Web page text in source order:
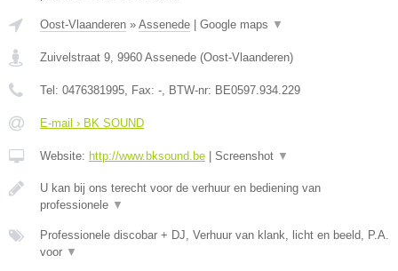
Oost-Vlaanderen » Assenede | Google maps ▼
Zuivelstraat 9 9960 Assenede (Oost-Vlaanderen)
Tel: 0476381995 , Fax: - , BTW-nr: BE0597.934.229
E-mail › BK SOUND
Website: http://www.bksound.be | Screenshot ▼
U kan bij ons terecht voor de verhuur en bediening van
professionele ▼
Professionele discobar + DJ, Verhuur van klank, licht en beeld, P.A.
voor ▼